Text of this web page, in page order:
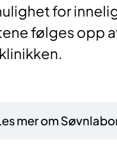
for
følges opp
mer om